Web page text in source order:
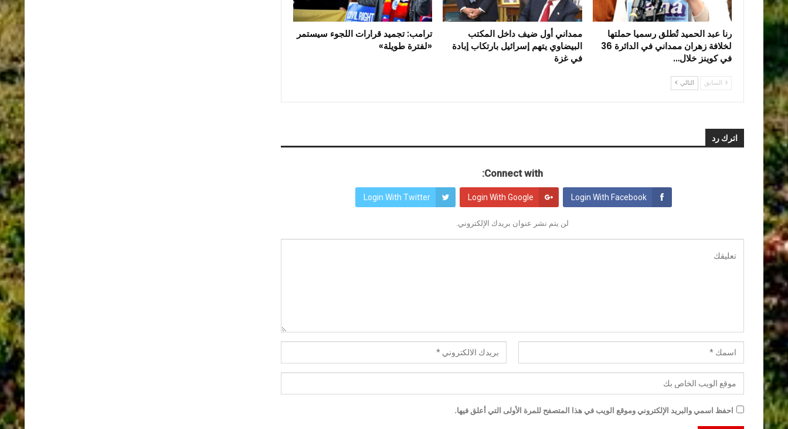
رنا عبد الحميد تُطلق رسميا حملتها
لخلافة زهران ممداني في الدائرة 36
في كوينز خلال…
ممداني أول ضيف داخل المكتب
البيضاوي يتهم إسرائيل بارتكاب إبادة
في غزة
ترامب: تجميد قرارات اللجوء سيستمر
«لفترة طويلة»
السابق التالي
اترك رد
Connect with:
Login With Facebook
Login With Google
Login With Twitter
لن يتم نشر عنوان بريدك الإلكتروني.
احفظ اسمي والبريد الإلكتروني وموقع الويب في هذا المتصفح للمرة الأولى التي أعلق فيها.